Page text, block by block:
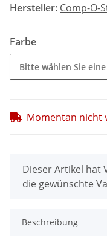
Hersteller: Comp-O-
Farbe
Bitte wählen Sie
Momentan nicht
x
Dieser Artikel hat
die gewünschte
Beschreibung